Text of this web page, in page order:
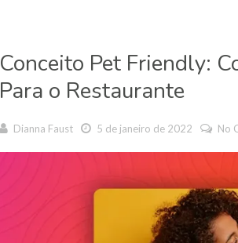
Conceito Pet Friendly:
Para o Restaurante
Dianna Faust 5 de janeiro de 2022 No